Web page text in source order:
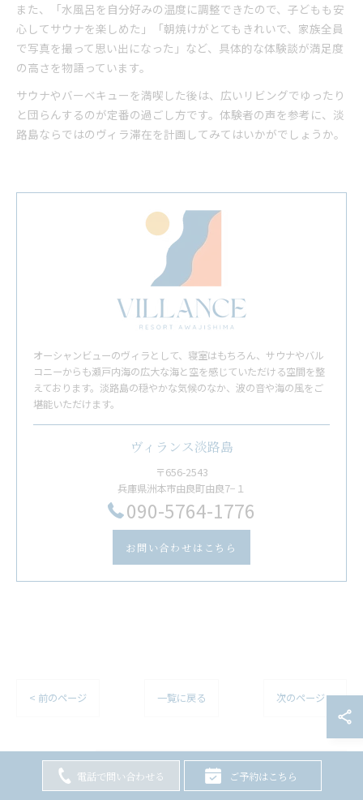
また、「水風呂を自分好みの温度に調整できたので、子どもも安
心してサウナを楽しめた」「朝焼けがとてもきれいで、家族全員
で写真を撮って思い出になった」など、具体的な体験談が満足度
の高さを物語っています。
サウナやバーベキューを満喫した後は、広いリビングでゆったり
と団らんするのが定番の過ごし方です。体験者の声を参考に、淡
路島ならではのヴィラ滞在を計画してみてはいかがでしょうか。
オーシャンビューのヴィラとして、寝室はもちろん、サウナやバル
コニーからも瀬戸内海の広大な海と空を感じていただける空間を整
えております。淡路島の穏やかな気候のなか、波の音や海の風をご
堪能いただけます。
ヴィランス淡路島
〒656-2543
兵庫県洲本市由良町由良7−１
​090-5764-1776
お問い合わせはこちら
< 前のページ 一覧に戻る 次のページ >
最近の投稿 Recent Posts
電話で問い合わせる ご予約はこちら